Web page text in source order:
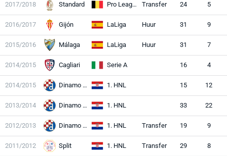
2017/2018 Standard Pro League Transfer 24 5
2016/2017 Gijón LaLiga Huur 31 9
2015/2016 Málaga LaLiga Huur 31 7
2014/2015 Cagliari Serie A 16 4
2014/2015 Dinamo Zagreb 1. HNL 15 12
2013/2014 Dinamo Zagreb 1. HNL 33 22
2012/2013 Dinamo Zagreb 1. HNL Transfer 19 9
2011/2012 Split 1. HNL Transfer 29 8